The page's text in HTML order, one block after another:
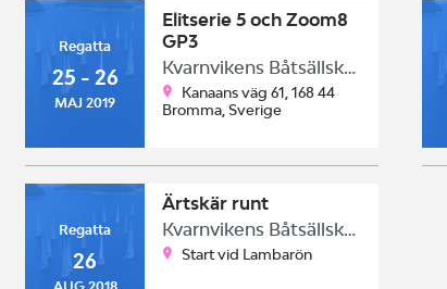
Regatta
25 - 26
MAJ 2019
Elitserie 5 och Zoom8
GP3
Kvarnvikens Båtsällskap
Kanaans väg 61, 168 44
Bromma, Sverige
Regatta
26
AUG 2018
Ärtskär runt
Kvarnvikens Båtsällskap
Start vid Lambarön